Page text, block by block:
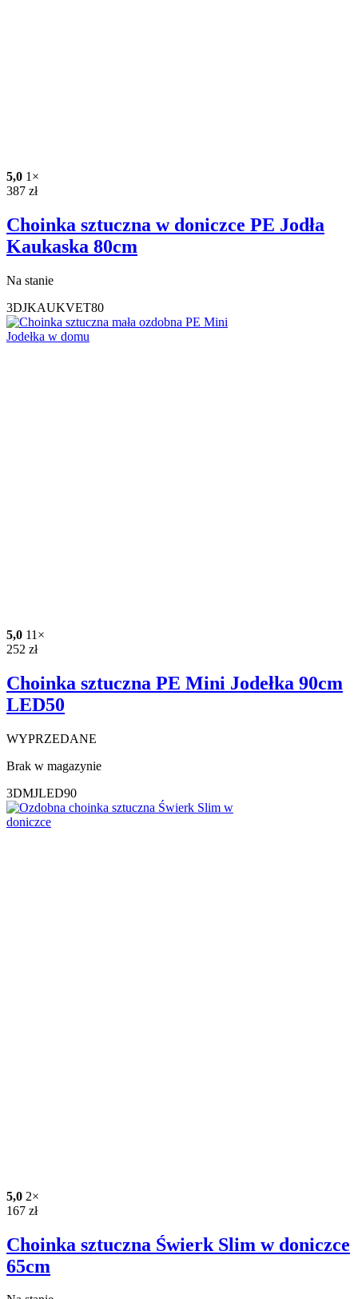
5,0 1×
387 zł
Choinka sztuczna w doniczce PE Jodła
Kaukaska 80cm
Na stanie
3DJKAUKVET80
5,0 11×
252 zł
Choinka sztuczna PE Mini Jodełka 90cm
LED50
WYPRZEDANE
Brak w magazynie
3DMJLED90
5,0 2×
167 zł
Choinka sztuczna Świerk Slim w doniczce
65cm